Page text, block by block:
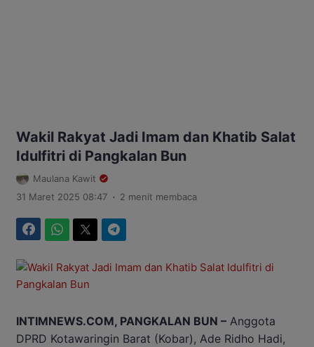
Wakil Rakyat Jadi Imam dan Khatib Salat
Idulfitri di Pangkalan Bun
Maulana Kawit
31 Maret 2025 08:47 . 2 menit membaca
INTIMNEWS.COM, PANGKALAN BUN – Anggota
DPRD Kotawaringin Barat (Kobar), Ade Ridho Hadi,